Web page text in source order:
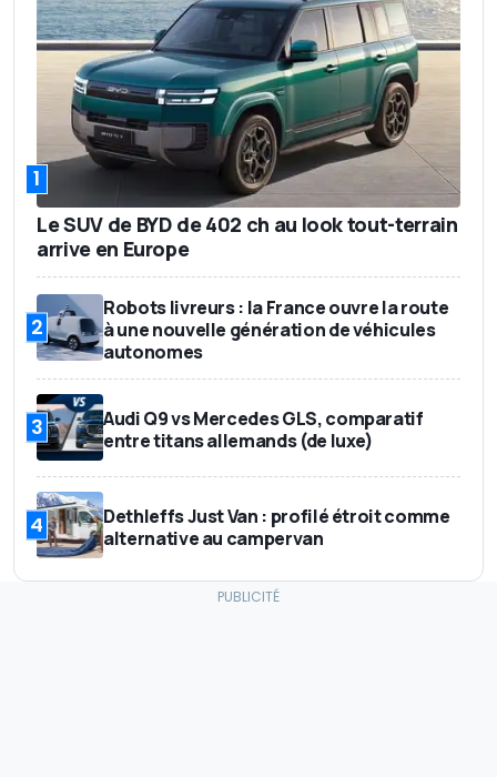
1
Le SUV de BYD de 402 ch au look tout-terrain
arrive en Europe
2
Robots livreurs : la France ouvre la route
à une nouvelle génération de véhicules
autonomes
3
Audi Q9 vs Mercedes GLS, comparatif
entre titans allemands (de luxe)
4
Dethleffs Just Van : profilé étroit comme
alternative au campervan